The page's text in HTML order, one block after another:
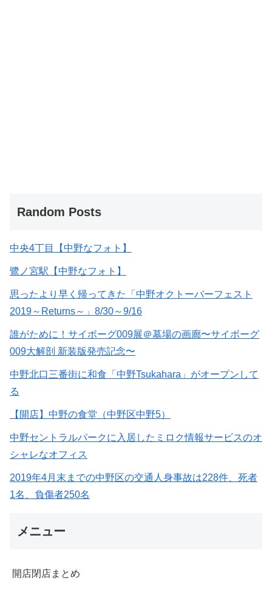
Random Posts
中央4丁目【中野なフォト】
鷺ノ宮駅【中野なフォト】
思ったより早く帰ってきた「中野オクトーバーフェスト
2019～Returns～」8/30～9/16
誰がために！サイボーグ009展＠墓場の画廊〜サイボーグ
009大解剖 新装版発売記念〜
中野北口三番街に和食「中野Tsukahara」がオープンして
る
【開店】中野の食堂（中野区中野5）
中野セントラルパークに入居したミロク情報サービスのオ
シャレなオフィス
2019年4月末までの中野区の交通人身事故は228件、死者
1名、負傷者250名
メニュー
開店閉店まとめ